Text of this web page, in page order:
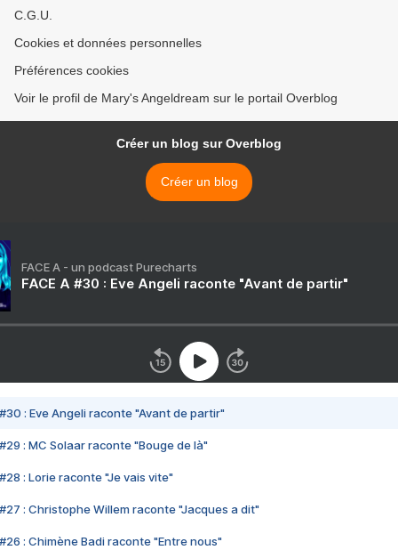
C.G.U.
Cookies et données personnelles
Préférences cookies
Voir le profil de Mary's Angeldream sur le portail Overblog
Créer un blog sur Overblog
Créer un blog
FACE A - un podcast Purecharts
FACE A #30 : Eve Angeli raconte "Avant de partir"
#30 : Eve Angeli raconte "Avant de partir"
#29 : MC Solaar raconte "Bouge de là"
#28 : Lorie raconte "Je vais vite"
#27 : Christophe Willem raconte "Jacques a dit"
#26 : Chimène Badi raconte "Entre nous"